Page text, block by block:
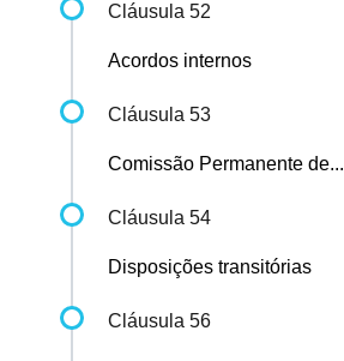
Cláusula 52
Acordos internos
Cláusula 53
Comissão Permanente de...
Cláusula 54
Disposições transitórias
Cláusula 56